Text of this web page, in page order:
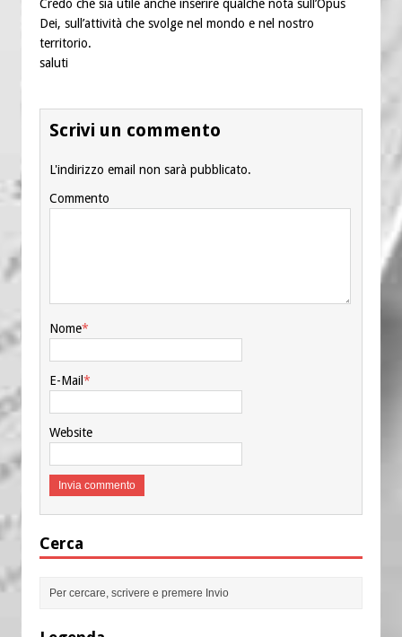
Credo che sia utile anche inserire qualche nota sull’Opus
Dei, sull’attività che svolge nel mondo e nel nostro
territorio.
saluti
Scrivi un commento
L'indirizzo email non sarà pubblicato.
Commento
Nome*
E-Mail*
Website
Cerca